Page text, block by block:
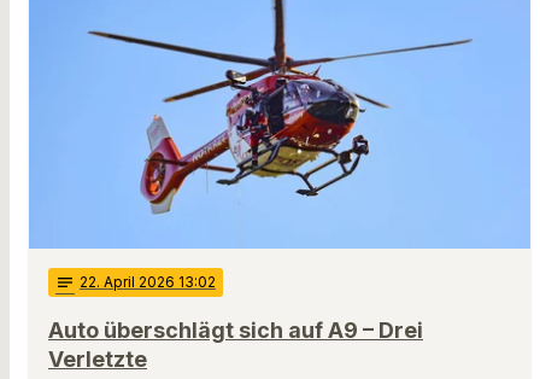
notes 22. April 2026 13:02
Auto überschlägt sich auf A9 – Drei
Verletzte